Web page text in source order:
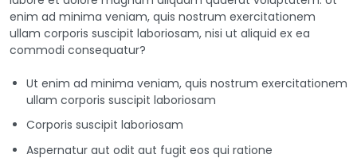
enim ad minima veniam, quis nostrum exercitationem
ullam corporis suscipit laboriosam, nisi ut aliquid ex ea
commodi consequatur?
Ut enim ad minima veniam, quis nostrum exercitationem
ullam corporis suscipit laboriosam
Corporis suscipit laboriosam
Aspernatur aut odit aut fugit eos qui ratione